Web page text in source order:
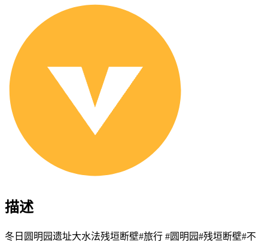
描述
冬日圆明园遗址大水法残垣断壁#旅行 #圆明园#残垣断壁#不